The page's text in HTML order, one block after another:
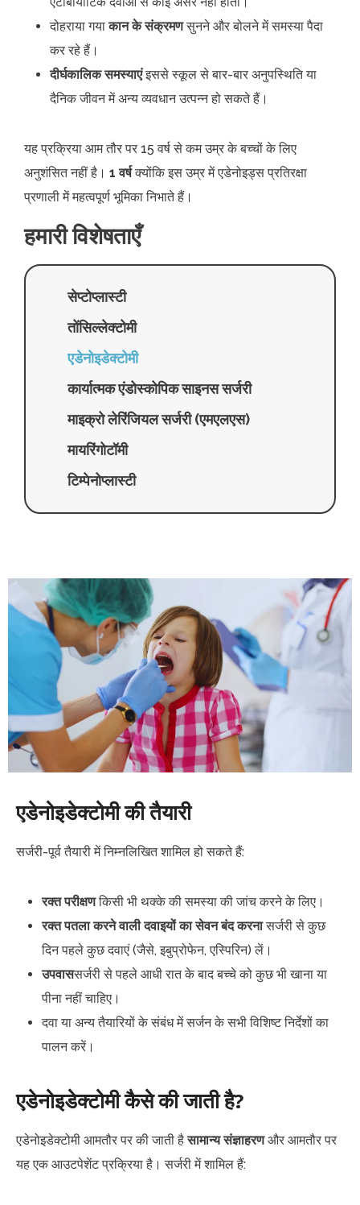
दोहराया गयाकान के संक्रमणसुनने और बोलने में समस्या पैदा
कर रहे हैं।
दीर्घकालिक समस्याएंइससे स्कूल से बार-बार अनुपस्थिति या
दैनिक जीवन में अन्य व्यवधान उत्पन्न हो सकते हैं।
यह प्रक्रिया आम तौर पर 15 वर्ष से कम उम्र के बच्चों के लिए
अनुशंसित नहीं है। 1 वर्षक्योंकि इस उम्र में एडेनोइड्स प्रतिरक्षा
प्रणाली में महत्वपूर्ण भूमिका निभाते हैं।
हमारी विशेषताएँ
सेप्टोप्लास्टी
तोंसिल्लेक्टोमी
एडेनोइडेक्टोमी
कार्यात्मक एंडोस्कोपिक साइनस सर्जरी
माइक्रो लेरिंजियल सर्जरी (एमएलएस)
मायरिंगोटॉमी
टिम्पेनोप्लास्टी
एडेनोइडेक्टोमी की तैयारी
सर्जरी-पूर्व तैयारी में निम्नलिखित शामिल हो सकते हैं:
रक्त परीक्षणकिसी भी थक्के की समस्या की जांच करने के लिए।
रक्त पतला करने वाली दवाइयों का सेवन बंद करनासर्जरी से कुछ
दिन पहले कुछ दवाएं (जैसे, इबुप्रोफेन, एस्पिरिन) लें।
उपवाससर्जरी से पहले आधी रात के बाद बच्चे को कुछ भी खाना या
पीना नहीं चाहिए।
दवा या अन्य तैयारियों के संबंध में सर्जन के सभी विशिष्ट निर्देशों का
पालन करें।
एडेनोइडेक्टोमी कैसे की जाती है?
एडेनोइडेक्टोमी आमतौर पर की जाती हैसामान्य संज्ञाहरणऔर आमतौर पर
यह एक आउटपेशेंट प्रक्रिया है। सर्जरी में शामिल हैं: